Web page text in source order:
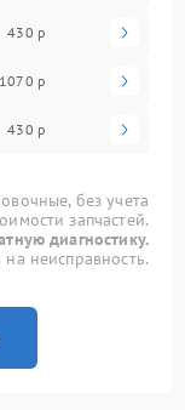
430 р
1070 р
430 р
без учета
запчастей.
диагностику.
неисправность.